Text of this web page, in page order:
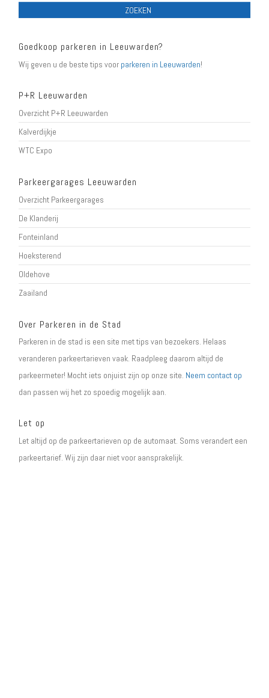
ZOEKEN
Goedkoop parkeren in Leeuwarden?
Wij geven u de beste tips voor parkeren in Leeuwarden!
P+R Leeuwarden
Overzicht P+R Leeuwarden
Kalverdijkje
WTC Expo
Parkeergarages Leeuwarden
Overzicht Parkeergarages
De Klanderij
Fonteinland
Hoeksterend
Oldehove
Zaailand
Over Parkeren in de Stad
Parkeren in de stad is een site met tips van bezoekers. Helaas
veranderen parkeertarieven vaak. Raadpleeg daarom altijd de
parkeermeter! Mocht iets onjuist zijn op onze site. Neem contact op
dan passen wij het zo spoedig mogelijk aan.
Let op
Let altijd op de parkeertarieven op de automaat. Soms verandert een
parkeertarief. Wij zijn daar niet voor aansprakelijk.